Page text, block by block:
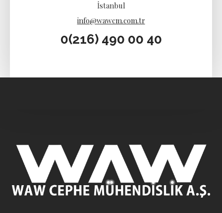
İstanbul
info@wawcm.com.tr
0(216) 490 00 40‬